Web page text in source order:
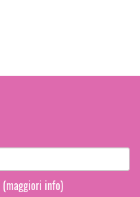
(maggiori info)